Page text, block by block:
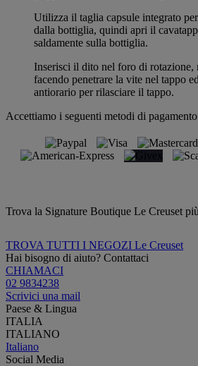
Utilizza il taglia capsule integrato
dalla bottiglia, quindi apri il
saldamente sulla bottiglia.
Inserisci il dito nel foro di rotazione,
facendo penetrare la vite nel tappo
antiorario per rilasciare il tappo.
Accettiamo i seguenti metodi di pagamento
Trova la Signature Boutique Le Creuset
TROVA TUTTI I NEGOZI Le Creuset
Hai bisogno di aiuto? Contattaci
CHIAMACI
02 9834238
Scrivici una mail
Paese & Lingua
ITALIA
ITALIANO
Italiano
Social Media